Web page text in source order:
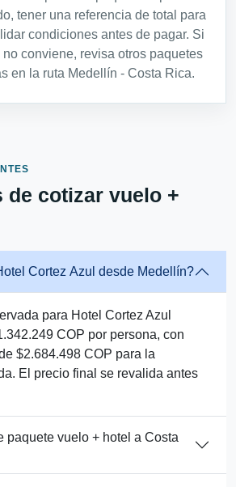
tener una referencia de total para
condiciones antes de pagar. Si
conviene, revisa otros paquetes
en la ruta Medellín - Costa Rica.
de cotizar vuelo +
Cortez Azul desde Medellín?
para Hotel Cortez Azul
COP por persona, con
$2.684.498 COP para la
El precio final se revalida antes
paquete vuelo + hotel a Costa